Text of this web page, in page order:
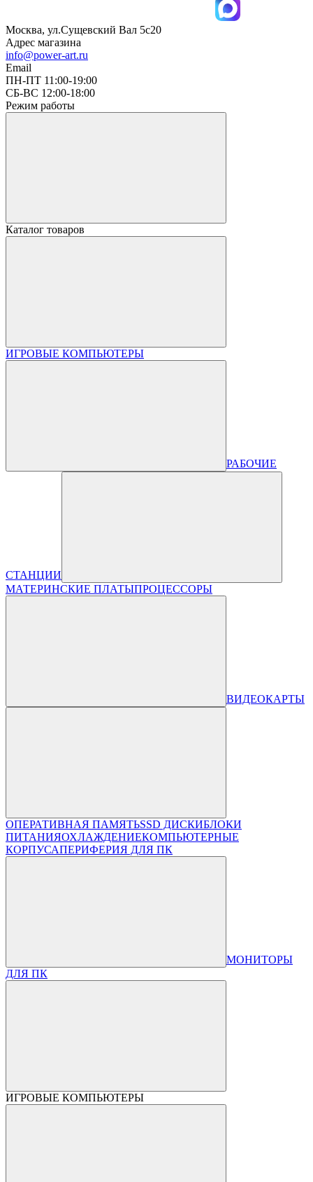
Москва, ул.Сущевский Вал 5с20
Адрес магазина
info@power-art.ru
Email
ПН-ПТ 11:00-19:00
СБ-ВС 12:00-18:00
Режим работы
Каталог товаров
ИГРОВЫЕ КОМПЬЮТЕРЫ
РАБОЧИЕ
СТАНЦИИ
МАТЕРИНСКИЕ ПЛАТЫПРОЦЕССОРЫ
ВИДЕОКАРТЫ
ОПЕРАТИВНАЯ ПАМЯТЬSSD ДИСКИБЛОКИ
ПИТАНИЯОХЛАЖДЕНИЕКОМПЬЮТЕРНЫЕ
КОРПУСАПЕРИФЕРИЯ ДЛЯ ПК
МОНИТОРЫ
ДЛЯ ПК
ИГРОВЫЕ КОМПЬЮТЕРЫ